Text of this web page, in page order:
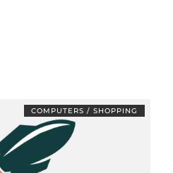
COMPUTERS / SHOPPING